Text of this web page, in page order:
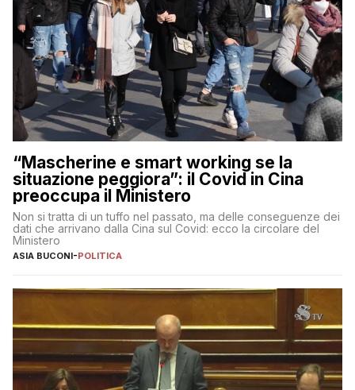
“Mascherine e smart working se la
situazione peggiora”: il Covid in Cina
preoccupa il Ministero
Non si tratta di un tuffo nel passato, ma delle conseguenze dei
dati che arrivano dalla Cina sul Covid: ecco la circolare del
Ministero
ASIA BUCONI-POLITICA